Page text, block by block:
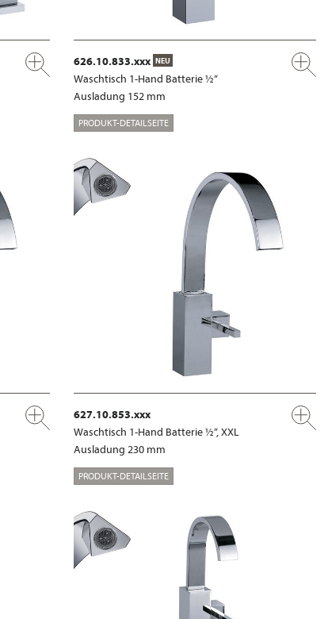
626.10.833.xxx NEU
Waschtisch 1-Hand Batterie ½“
Ausladung 152 mm
PRODUKT-DETAILSEITE
627.10.853.xxx
Waschtisch 1-Hand Batterie ½“, XXL
Ausladung 230 mm
PRODUKT-DETAILSEITE